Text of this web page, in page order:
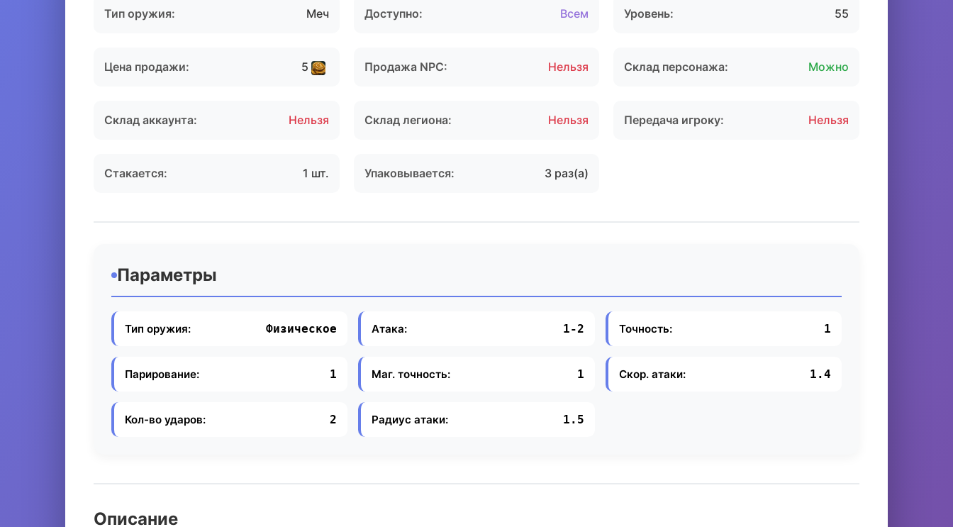
Тип оружия: Меч Доступно: Всем Уровень: 55
Цена продажи: 5 Продажа NPC: Нельзя Склад персонажа: Можно
Склад аккаунта: Нельзя Склад легиона: Нельзя Передача игроку: Нельзя
Стакается: 1 шт. Упаковывается: 3 раз(а)
Параметры
Тип оружия: Физическое Атака: 1-2 Точность: 1
Парирование: 1 Маг. точность: 1 Скор. атаки: 1.4
Кол-во ударов: 2 Радиус атаки: 1.5
Описание